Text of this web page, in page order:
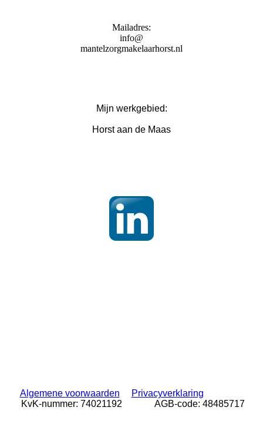
Mailadres:
info@
mantelzorgmakelaarhorst.nl
Mijn werkgebied:
Horst aan de Maas
Algemene voorwaarden
Privacyverklaring
KvK-nummer: 74021192 AGB-code: 48485717